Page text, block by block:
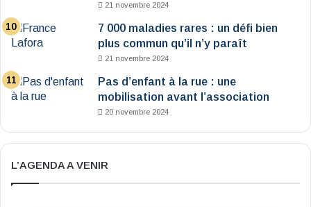
21 novembre 2024
7 000 maladies rares : un défi bien
plus commun qu’il n’y paraît
21 novembre 2024
Pas d’enfant à la rue : une
mobilisation avant l’association
20 novembre 2024
L’AGENDA A VENIR